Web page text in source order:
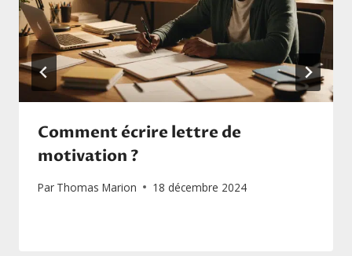
Comment écrire lettre de
motivation ?
Par Thomas Marion 18 décembre 2024